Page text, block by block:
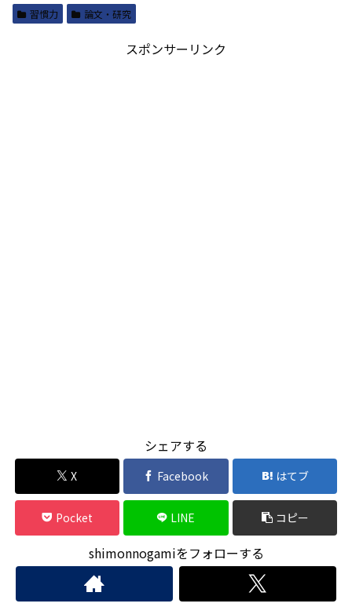
習慣力 論文・研究
スポンサーリンク
シェアする
X Facebook はてブ
Pocket LINE コピー
shimonnogamiをフォローする